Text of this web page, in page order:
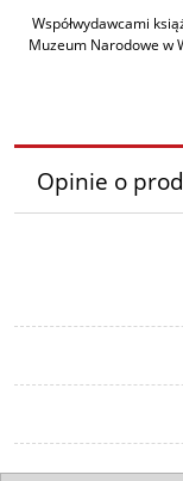
Współwydawcami
Muzeum Narodowe w
Opinie o